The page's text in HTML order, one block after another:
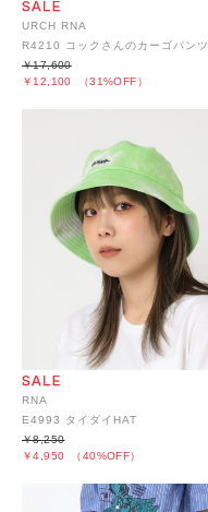
URCH RNA
R4210 コックさんのカーゴパンツ
￥12,100 （31%OFF）
￥17,600
RNA
E4993 タイダイHAT
￥4,950 （40%OFF）
￥8,250